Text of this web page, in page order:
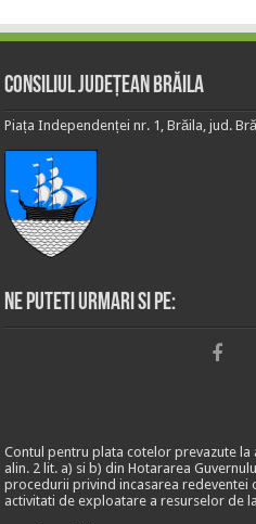
Consiliul Județean Brăila
Piața Independenței nr. 1, Brăila, jud.
Ne puteti urmari si pe:
Contul pentru plata cotelor prevazute la
alin. 2 lit. a) si b) din Hotararea
procedurii privind incasarea redeventei
activitati de exploatare a resurselor de